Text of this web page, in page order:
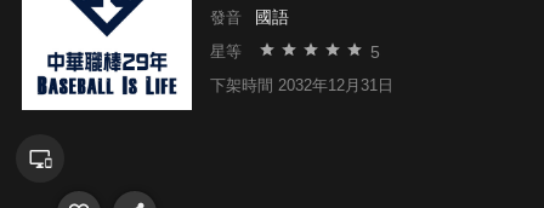
發音 國語
星等 5
下架時間 2032年12月31日